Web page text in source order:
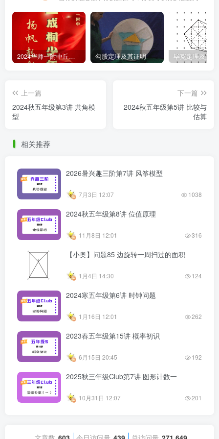
2024华师一附中丘班游园考试真题 勾股定理及其证明 毕克定理及其
上一篇
2024秋五年级第3讲 共角模
型
下一篇
2024秋五年级第5讲 比较与
估算
相关推荐
2026暑兴趣三阶第7讲 风筝模型
7月3日 12:07 1038
2024秋五年级第8讲 位值原理
11月8日 12:01 316
【小奥】问题85 边旋转一周扫过的面积
1月4日 14:30 124
2024寒五年级第6讲 时钟问题
1月16日 12:01 262
2023春五年级第15讲 概率初识
6月15日 20:45 192
2025秋三年级Club第7讲 图形计数一
10月31日 12:07 201